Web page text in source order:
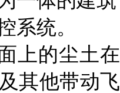
系统。
上的尘土在
其他带动飞